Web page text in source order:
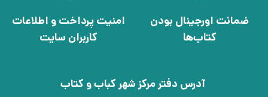
ضمانت اورجینال بودن
کتاب‌ها
امنیت پرداخت و اطلاعات
کاربران سایت
آدرس دفتر مرکز شهر کباب و کتاب